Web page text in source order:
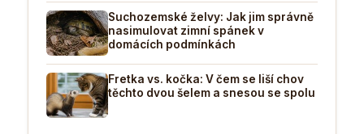
Suchozemské želvy: Jak jim správně
nasimulovat zimní spánek v
domácích podmínkách
Fretka vs. kočka: V čem se liší chov
těchto dvou šelem a snesou se spolu